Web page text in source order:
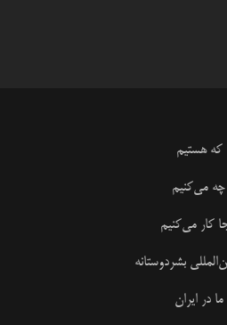
که هستیم
چه می‌کنیم
کار می‌کنیم
بشردوستانه
ما در ایران